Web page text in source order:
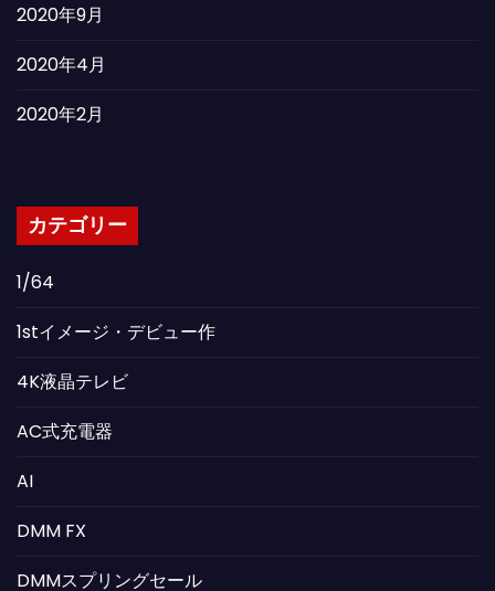
2020年9月
2020年4月
2020年2月
カテゴリー
1/64
1stイメージ・デビュー作
4K液晶テレビ
AC式充電器
AI
DMM FX
DMMスプリングセール